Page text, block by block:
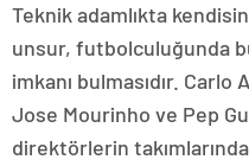
Teknik adamlıkta
unsur, futbolculuğunda
imkanı bulmasıdır.
Jose Mourinho ve Pep
direktörlerin